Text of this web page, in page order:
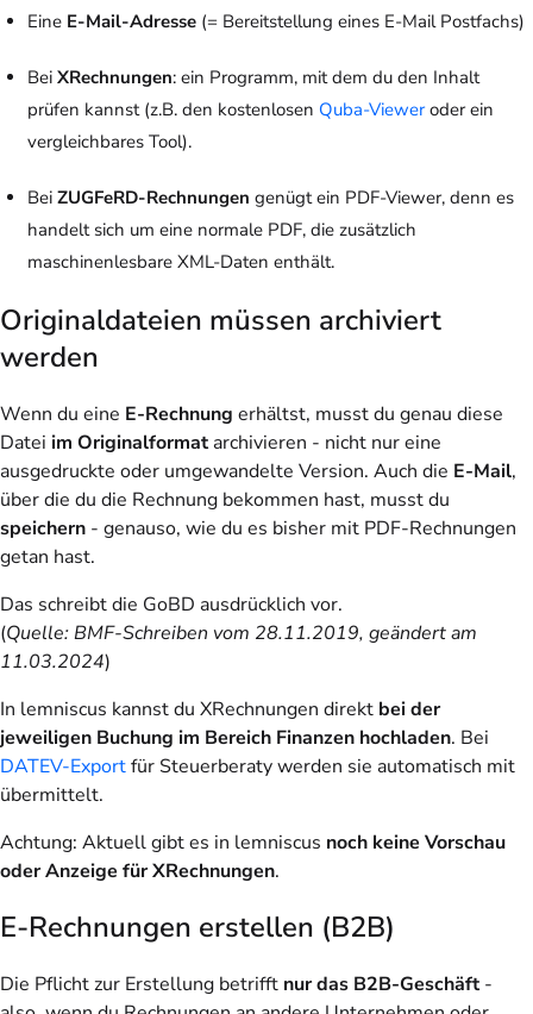
Eine E-Mail-Adresse(= Bereitstellung eines E-Mail Postfachs)
Bei XRechnungen: ein Programm, mit dem du den Inhalt
prüfen kannst (z.B. den kostenlosen Quba-Vieweroder ein
vergleichbares Tool).
Bei ZUGFeRD-Rechnungen genügt ein PDF-Viewer, denn es
handelt sich um eine normale PDF, die zusätzlich
maschinenlesbare XML-Daten enthält.
Originaldateien müssen archiviert
werden
Wenn du eine E-Rechnung erhältst, musst du genau diese
Datei im Originalformatarchivieren - nicht nur eine
ausgedruckte oder umgewandelte Version. Auch die E-Mail,
über die du die Rechnung bekommen hast, musst du
speichern - genauso, wie du es bisher mit PDF-Rechnungen
getan hast.
Das schreibt die GoBD ausdrücklich vor.
(Quelle: BMF-Schreiben vom 28.11.2019, geändert am
11.03.2024)
In lemniscus kannst du XRechnungen direkt bei der
jeweiligen Buchung im Bereich Finanzen hochladen. Bei
DATEV-Exportfür Steuerberaty werden sie automatisch mit
übermittelt.
Achtung: Aktuell gibt es in lemniscus noch keine Vorschau
oder Anzeige für XRechnungen.
E-Rechnungen erstellen (B2B)
Die Pflicht zur Erstellung betrifft nur das B2B-Geschäft-